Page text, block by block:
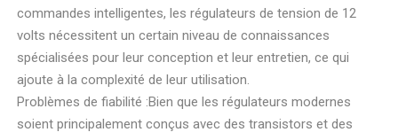
commandes intelligentes, les régulateurs de tension de 12
volts nécessitent un certain niveau de connaissances
spécialisées pour leur conception et leur entretien, ce qui
ajoute à la complexité de leur utilisation.
Problèmes de fiabilité :Bien que les régulateurs modernes
soient principalement conçus avec des transistors et des